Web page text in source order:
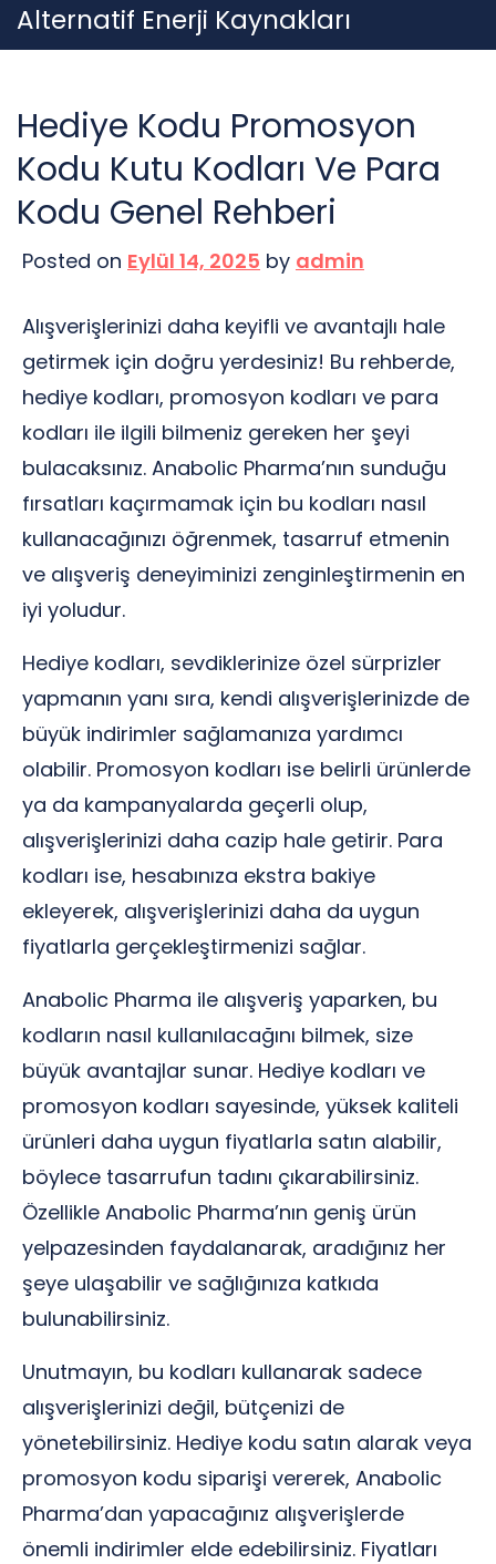
Skip
to
Alternatif Enerji Kaynakları
Hediye Kodu Promosyon
Kodu Kutu Kodları Ve Para
Kodu Genel Rehberi
Posted on Eylül 14, 2025 by admin
Alışverişlerinizi daha keyifli ve avantajlı hale
getirmek için doğru yerdesiniz! Bu rehberde,
hediye kodları, promosyon kodları ve para
kodları ile ilgili bilmeniz gereken her şeyi
bulacaksınız. Anabolic Pharma’nın sunduğu
fırsatları kaçırmamak için bu kodları nasıl
kullanacağınızı öğrenmek, tasarruf etmenin
ve alışveriş deneyiminizi zenginleştirmenin en
iyi yoludur.
Hediye kodları, sevdiklerinize özel sürprizler
yapmanın yanı sıra, kendi alışverişlerinizde de
büyük indirimler sağlamanıza yardımcı
olabilir. Promosyon kodları ise belirli ürünlerde
ya da kampanyalarda geçerli olup,
alışverişlerinizi daha cazip hale getirir. Para
kodları ise, hesabınıza ekstra bakiye
ekleyerek, alışverişlerinizi daha da uygun
fiyatlarla gerçekleştirmenizi sağlar.
Anabolic Pharma ile alışveriş yaparken, bu
kodların nasıl kullanılacağını bilmek, size
büyük avantajlar sunar. Hediye kodları ve
promosyon kodları sayesinde, yüksek kaliteli
ürünleri daha uygun fiyatlarla satın alabilir,
böylece tasarrufun tadını çıkarabilirsiniz.
Özellikle Anabolic Pharma’nın geniş ürün
yelpazesinden faydalanarak, aradığınız her
şeye ulaşabilir ve sağlığınıza katkıda
bulunabilirsiniz.
Unutmayın, bu kodları kullanarak sadece
alışverişlerinizi değil, bütçenizi de
yönetebilirsiniz. Hediye kodu satın alarak veya
promosyon kodu siparişi vererek, Anabolic
Pharma’dan yapacağınız alışverişlerde
önemli indirimler elde edebilirsiniz. Fiyatları